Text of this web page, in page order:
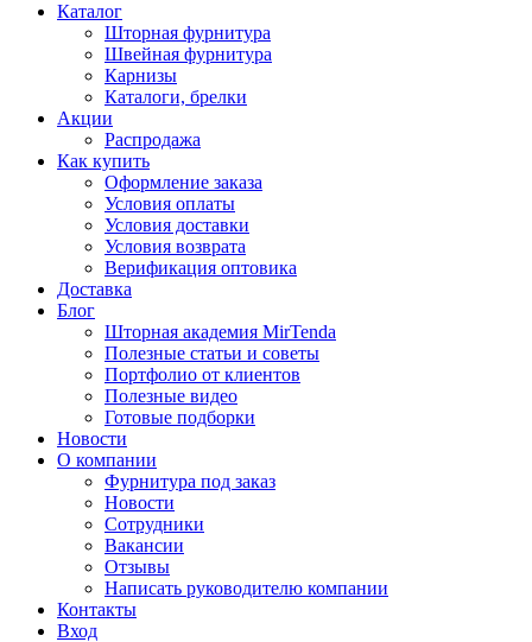
Каталог
Шторная фурнитура
Швейная фурнитура
Карнизы
Каталоги, брелки
Акции
Распродажа
Как купить
Оформление заказа
Условия оплаты
Условия доставки
Условия возврата
Верификация оптовика
Доставка
Блог
Шторная академия MirTenda
Полезные статьи и советы
Портфолио от клиентов
Полезные видео
Готовые подборки
Новости
О компании
Фурнитура под заказ
Новости
Сотрудники
Вакансии
Отзывы
Написать руководителю компании
Контакты
Вход